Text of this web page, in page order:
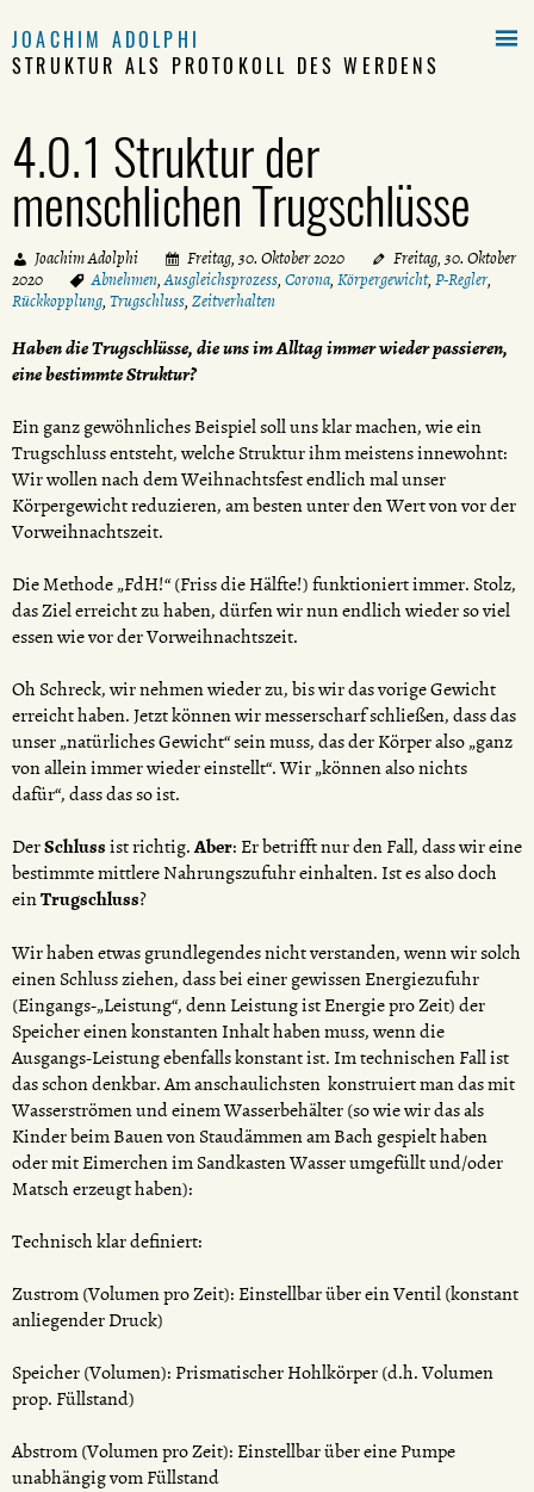
JOACHIM ADOLPHI
STRUKTUR ALS PROTOKOLL DES WERDENS
4.0.1 Struktur der
menschlichen Trugschlüsse
Joachim Adolphi Freitag, 30. Oktober 2020
Freitag, 30. Oktober
2020
Abnehmen,Ausgleichsprozess, Corona, Körpergewicht, P-Regler,
Rückkopplung, Trugschluss, Zeitverhalten
Haben die Trugschlüsse, die uns im Alltag immer wieder passieren,
eine bestimmte Struktur?
Ein ganz gewöhnliches Beispiel soll uns klar machen, wie ein
Trugschluss entsteht, welche Struktur ihm meistens innewohnt:
Wir wollen nach dem Weihnachtsfest endlich mal unser
Körpergewicht reduzieren, am besten unter den Wert von vor der
Vorweihnachtszeit.
Die Methode „FdH!“ (Friss die Hälfte!) funktioniert immer. Stolz,
das Ziel erreicht zu haben, dürfen wir nun endlich wieder so viel
essen wie vor der Vorweihnachtszeit.
Oh Schreck, wir nehmen wieder zu, bis wir das vorige Gewicht
erreicht haben. Jetzt können wir messerscharf schließen, dass das
unser „natürliches Gewicht“ sein muss, das der Körper also „ganz
von allein immer wieder einstellt“. Wir „können also nichts
dafür“, dass das so ist.
DerSchlussist richtig.Aber: Er betrifft nur den Fall, dass wir eine
bestimmte mittlere Nahrungszufuhr einhalten. Ist es also doch
einTrugschluss?
Wir haben etwas grundlegendes nicht verstanden, wenn wir solch
einen Schluss ziehen, dass bei einer gewissen Energiezufuhr
(Eingangs-„Leistung“, denn Leistung ist Energie pro Zeit) der
Speicher einen konstanten Inhalt haben muss, wenn die
Ausgangs-Leistung ebenfalls konstant ist. Im technischen Fall ist
das schon denkbar. Am anschaulichsten konstruiert man das mit
Wasserströmen und einem Wasserbehälter (so wie wir das als
Kinder beim Bauen von Staudämmen am Bach gespielt haben
oder mit Eimerchen im Sandkasten Wasser umgefüllt und/oder
Matsch erzeugt haben):
Technisch klar definiert:
Zustrom (Volumen pro Zeit): Einstellbar über ein Ventil (konstant
anliegender Druck)
Speicher (Volumen): Prismatischer Hohlkörper (d.h. Volumen
prop. Füllstand)
Abstrom (Volumen pro Zeit): Einstellbar über eine Pumpe
unabhängig vom Füllstand
